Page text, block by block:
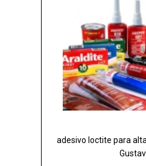
adesivo loctite para